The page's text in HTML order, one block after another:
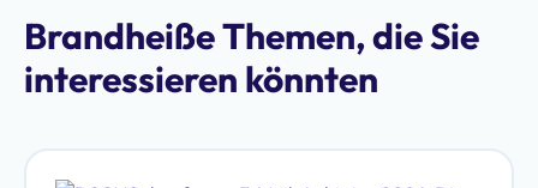
Brandheiße Themen, die Sie
interessieren könnten